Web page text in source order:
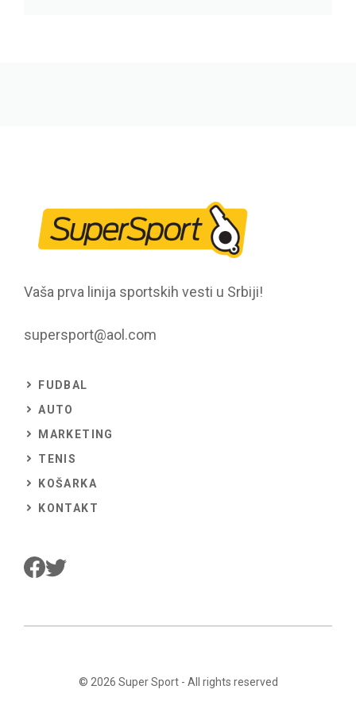
Vaša prva linija sportskih vesti u Srbiji!
supersport@aol.com
FUDBAL
AUTO
MARKETING
TENIS
KOŠARKA
KONTAKT
© 2026 Super Sport- All rights reserved